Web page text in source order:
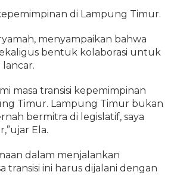
di Lampung Timur.
menyampaikan bahwa
bentuk kolaborasi untuk
masa transisi kepemimpinan
Timur. Lampung Timur bukan
bermitra di legislatif, saya
Ela.
dalam menjalankan
ini harus dijalani dengan